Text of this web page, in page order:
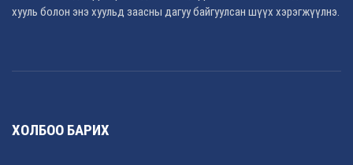
хууль болон энэ хуульд заасны дагуу байгуулсан шүүх хэрэгжүүлнэ.
ХОЛБОО БАРИХ